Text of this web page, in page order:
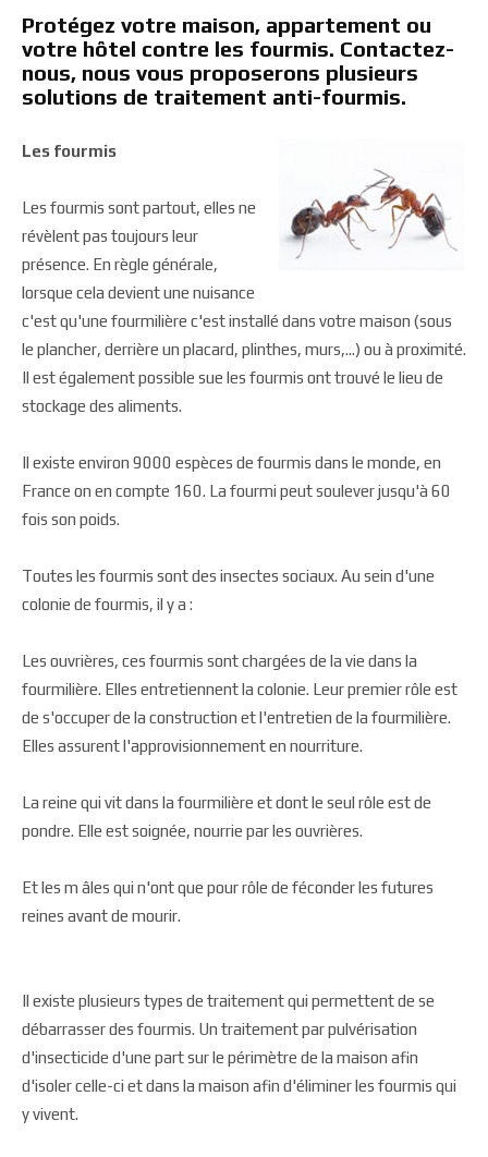
Protégez votre maison, appartement ou
votre hôtel contre les fourmis. Contactez-
nous, nous vous proposerons plusieurs
solutions de traitement anti-fourmis.
Les fourmis
Les fourmis sont partout, elles ne
révèlent pas toujours leur
présence. En règle générale,
lorsque cela devient une nuisance
c'est qu'une fourmilière c'est installé dans votre maison (sous
le plancher, derrière un placard, plinthes, murs,...) ou à proximité.
Il est également possible sue les fourmis ont trouvé le lieu de
stockage des aliments.
Il existe environ 9000 espèces de fourmis dans le monde, en
France on en compte 160. La fourmi peut soulever jusqu'à 60
fois son poids.
Toutes les fourmis sont des insectes sociaux. Au sein d'une
colonie de fourmis, il y a :
Les ouvrières, ces fourmis sont chargées de la vie dans la
fourmilière. Elles entretiennent la colonie. Leur premier rôle est
de s'occuper de la construction et l'entretien de la fourmilière.
Elles assurent l'approvisionnement en nourriture.
La reine qui vit dans la fourmilière et dont le seul rôle est de
pondre. Elle est soignée, nourrie par les ouvrières.
Et les m âles qui n'ont que pour rôle de féconder les futures
reines avant de mourir.
Il existe plusieurs types de traitement qui permettent de se
débarrasser des fourmis. Un traitement par pulvérisation
d'insecticide d'une part sur le périmètre de la maison afin
d'isoler celle-ci et dans la maison afin d'éliminer les fourmis qui
y vivent.